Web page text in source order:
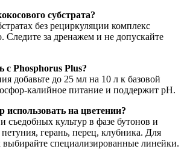
субстрата?
без рециркуляции комплекс
Следите за дренажем и не допускайте
Phosphorus Plus?
добавьте до 25 мл на 10 л к базовой
калийное питание и поддержит pH.
использовать на цветении?
съедобных культур в фазе бутонов и
герань, перец, клубника. Для
специализированные линейки.